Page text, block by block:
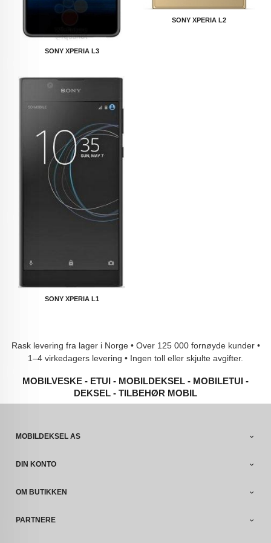
SONY XPERIA L3
SONY XPERIA L2
SONY XPERIA L1
Rask levering fra lager i Norge • Over 125 000 fornøyde kunder •
1–4 virkedagers levering • Ingen toll eller skjulte avgifter.
MOBILVESKE - ETUI - MOBILDEKSEL - MOBILETUI -
DEKSEL - TILBEHØR MOBIL
MOBILDEKSEL AS
DIN KONTO
OM BUTIKKEN
PARTNERE